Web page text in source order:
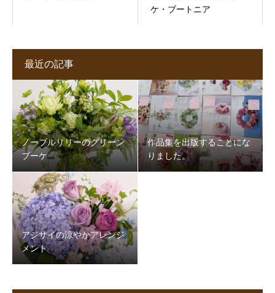
ケ・ブートニア
最近の記事
ノーブルリリーのグリーン
ブーケ
作品集を出版することにな
りました。
アジサイの涼やかアレンジ
メント